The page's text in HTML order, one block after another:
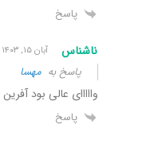
پاسخ
ناشناس آبان ۱۵, ۱۴۰۳ ۱:۰۷ ب٫ظ
پاسخ به مهسا
وااااای عالی بود آفرین
پاسخ